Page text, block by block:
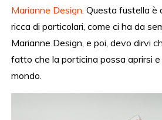
Marianne Design . Questa fustella
ricca di particolari, come ci ha da
Marianne Design, e poi, devo dirvi
fatto che la porticina possa aprirsi
mondo.